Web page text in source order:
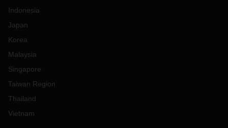
Indonesia
Japan
Korea
Malaysia
Singapore
Taiwan Region
Thailand
Vietnam